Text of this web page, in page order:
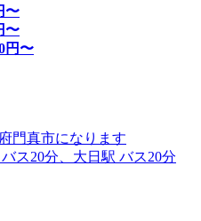
〜
〜
円〜
門真市になります
ス20分、大日駅 バス20分